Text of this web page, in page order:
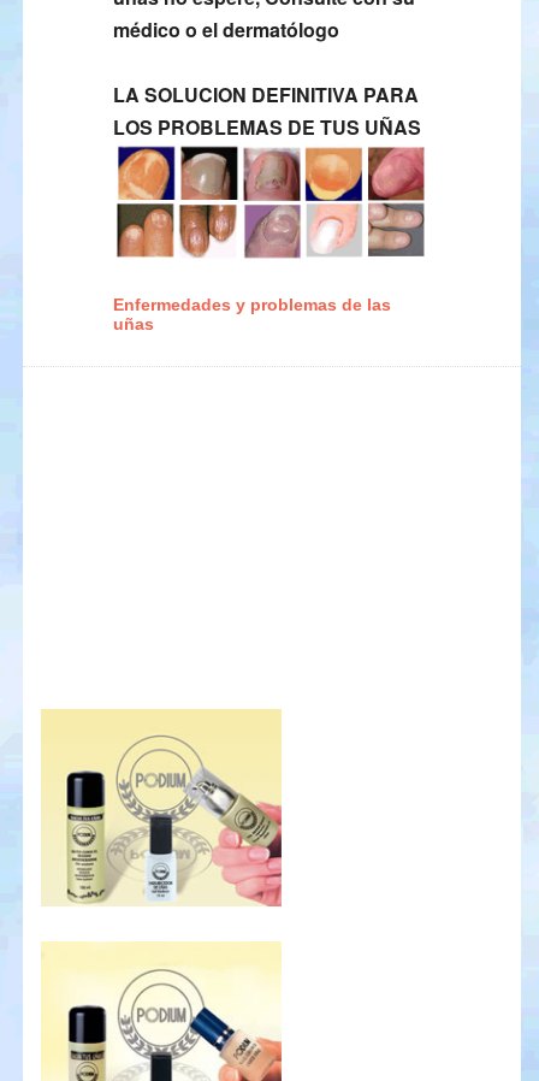
médico o el dermatólogo
LA SOLUCION DEFINITIVA PARA
LOS PROBLEMAS DE TUS UÑAS
Enfermedades y problemas de las
uñas